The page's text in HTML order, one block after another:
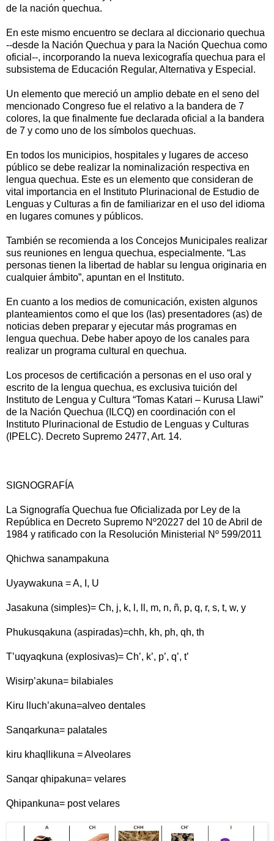
de la nación quechua.
En este mismo encuentro se declara al diccionario quechua
--desde la Nación Quechua y para la Nación Quechua como
oficial--, incorporando la nueva lexicografía quechua para el
subsistema de Educación Regular, Alternativa y Especial.
Un elemento que mereció un amplio debate en el seno del
mencionado Congreso fue el relativo a la bandera de 7
colores, la que finalmente fue declarada oficial a la bandera
de 7 y como uno de los símbolos quechuas.
En todos los municipios, hospitales y lugares de acceso
público se debe realizar la nominalización respectiva en
lengua quechua. Este es un elemento que consideran de
vital importancia en el Instituto Plurinacional de Estudio de
Lenguas y Culturas a fin de familiarizar en el uso del idioma
en lugares comunes y públicos.
También se recomienda a los Concejos Municipales realizar
sus reuniones en lengua quechua, especialmente. “Las
personas tienen la libertad de hablar su lengua originaria en
cualquier ámbito”, apuntan en el Instituto.
En cuanto a los medios de comunicación, existen algunos
planteamientos como el que los (las) presentadores (as) de
noticias deben preparar y ejecutar más programas en
lengua quechua. Debe haber apoyo de los canales para
realizar un programa cultural en quechua.
Los procesos de certificación a personas en el uso oral y
escrito de la lengua quechua, es exclusiva tuición del
Instituto de Lengua y Cultura “Tomas Katari – Kurusa Llawi”
de la Nación Quechua (ILCQ) en coordinación con el
Instituto Plurinacional de Estudio de Lenguas y Culturas
(IPELC). Decreto Supremo 2477, Art. 14.
SIGNOGRAFÍA
La Signografía Quechua fue Oficializada por Ley de la
República en Decreto Supremo Nº20227 del 10 de Abril de
1984 y ratificado con la Resolución Ministerial Nº 599/2011
Qhichwa sanampakuna
Uyaywakuna = A, I, U
Jasakuna (simples)= Ch, j, k, l, ll, m, n, ñ, p, q, r, s, t, w, y
Phukusqakuna (aspiradas)=chh, kh, ph, qh, th
T’uqyaqkuna (explosivas)= Ch’, k’, p’, q’, t’
Wisirp’akuna= bilabiales
Kiru lluch’akuna=alveo dentales
Sanqarkuna= palatales
kiru khaqllikuna = Alveolares
Sanqar qhipakuna= velares
Qhipankuna= post velares